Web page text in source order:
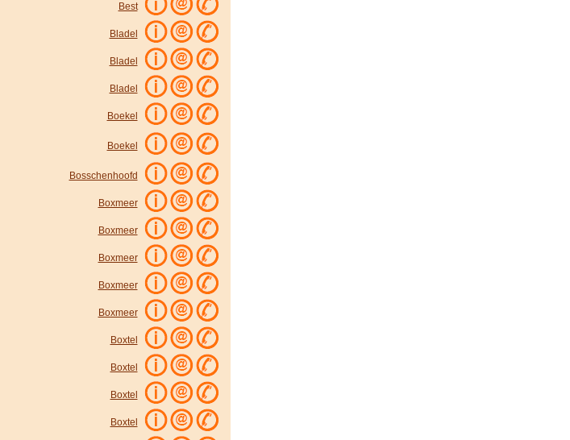
Best
Bladel
Bladel
Bladel
Boekel
Boekel
Bosschenhoofd
Boxmeer
Boxmeer
Boxmeer
Boxmeer
Boxmeer
Boxtel
Boxtel
Boxtel
Boxtel